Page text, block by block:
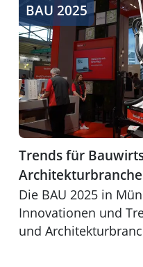
BAU 2025
Trends für
Architekturbranche
Die BAU 2025 in
Innovationen und
und